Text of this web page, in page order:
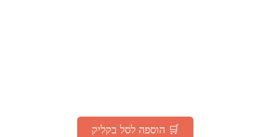
🛒 הוספה לסל בקליק